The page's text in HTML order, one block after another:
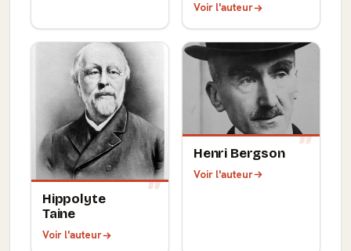
Voir l'auteur
Hippolyte
Taine
Voir l'auteur
Henri Bergson
Voir l'auteur